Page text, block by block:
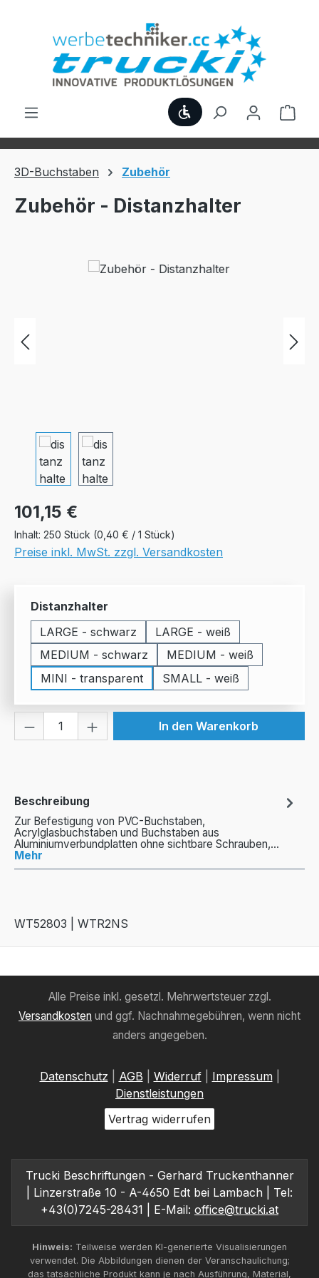
Werkzeugleiste
3D-Buchstaben Zubehör
Zubehör - Distanzhalter
Bildergalerie überspringen
Regulärer Preis:
101,15 €
Inhalt: 250 Stück (0,40 € / 1 Stück)
Preise inkl. MwSt. zzgl. Versandkosten
Distanzhalter
LARGE - schwarz
LARGE - weiß
MEDIUM - schwarz
MEDIUM - weiß
MINI - transparent
SMALL - weiß
Produkt Anzahl: Gib denIn den Warenkorb
Beschreibung
Zur Befestigung von PVC-Buchstaben,
Acrylglasbuchstaben und Buchstaben aus
Aluminiumverbundplatten ohne sichtbare Schrauben,…
Mehr
WT52803 | WTR2NS
Alle Preise inkl. gesetzl. Mehrwertsteuer zzgl.
Versandkosten und ggf. Nachnahmegebühren, wenn nicht
anders angegeben.
Datenschutz AGB Widerruf| Impressum
Dienstleistungen
Vertrag widerrufen
Trucki Beschriftungen - Gerhard Truckenthanner
| Linzerstraße 10 - A-4650 Edt bei Lambach | Tel:
+43(0)7245-28431 | E-Mail: office@trucki.at
Hinweis: Teilweise werden KI-generierte Visualisierungen
verwendet. Die Abbildungen dienen der Veranschaulichung;
das tatsächliche Produkt kann je nach Ausführung, Material,